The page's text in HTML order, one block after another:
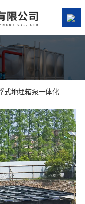
式地埋箱泵一体化